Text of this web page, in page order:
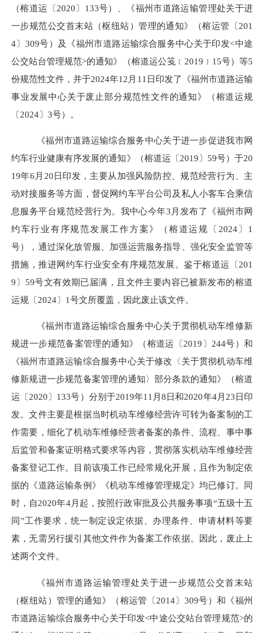
（榕道运〔2020〕133号）、《福州市道路运输管理处关于进
一步规范公交首末站（枢纽站）管理的通知》（榕运管〔201
4〕309号）及《福州市道路运输综合服务中心关于印发<中途
公交站台管理规范>的通知》（榕道运公笺﹝2019﹞15号）等5
份规范性文件，并于2024年12月11日印发了《福州市道路运输
事业发展中心关于废止部分规范性文件的通知》（榕道运规
〔2024〕3号）。
《福州市道路运输综合服务中心关于进一步促进我市网
约车行业健康有序发展的通知》（榕道运〔2019〕59号）于20
19年6月20日印发，主要从加强风险防控、规范经营行为、主
动对接服务等方面，督促网约车平台公司及私人小客车合乘信
息服务平台规范经营行为。我中心今年3月发布了《福州市网
约车行业有序规范发展工作方案》（榕道运规〔2024〕1
号），通过深化放管服、加强运营服务指导、强化安全监管等
措施，推进网约车行业安全有序规范发展。鉴于榕道运〔201
9〕59号文有效期已届满，且文件主要内容已被新发布的榕道
运规〔2024〕1号文所覆盖，因此废止该文件。
《福州市道路运输综合服务中心关于贯彻机动车维修新
规进一步规范备案管理的通知》（榕道运〔2019〕244号）和
《福州市道路运输综合服务中心关于修改〈关于贯彻机动车维
修新规进一步规范备案管理的通知〉部分条款的通知》（榕道
运〔2020〕133号）分别于2019年11月8日和2020年4月23日印
发。文件主要是根据当时机动车维修经营许可转为备案制的工
作需要，细化了机动车维修经营者备案的条件、流程、事中事
后监管和备案证明格式要求等内容，贯彻落实机动车维修经营
备案登记工作。目前该项工作已经常规化开展，且作为制定依
据的《道路运输条例》《机动车维修管理规定》均已修订。同
时，自2020年4月起，按照行政审批及公共服务事项“五级十五
同”工作要求，统一制定设定依据、办理条件、申请材料等要
素，无需另行援引其他文件作为备案工作依据。因此，废止上
述两个文件。
《福州市道路运输管理处关于进一步规范公交首末站
（枢纽站）管理的通知》（榕运管〔2014〕309号）和《福州
市道路运输综合服务中心关于印发<中途公交站台管理规范>的